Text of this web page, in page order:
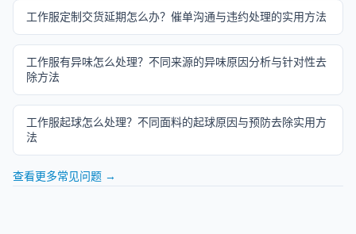
工作服定制交货延期怎么办？催单沟通与违约处理的实用方法
工作服有异味怎么处理？不同来源的异味原因分析与针对性去
除方法
工作服起球怎么处理？不同面料的起球原因与预防去除实用方
法
查看更多常见问题 →